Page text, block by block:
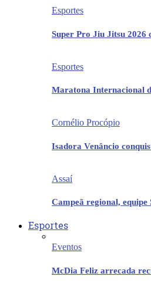
Esportes
Super Pro Jiu Jitsu
Esportes
Maratona Internacional
Cornélio Procópio
Isadora Venâncio
Assaí
Campeã regional,
Esportes
Eventos
McDia Feliz arrecada